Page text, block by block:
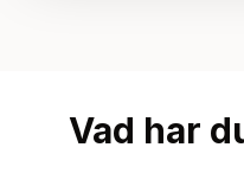
Vad har